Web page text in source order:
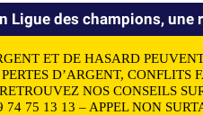
Ligue des champions, une
ET DE HASARD
D’ARGENT, CONFLITS
NOS CONSEILS
74 75 13 13 – APPEL NON